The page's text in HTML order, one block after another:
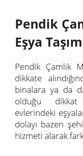
Pendik
Eşya
Pendik Çamlık
dikkate
binalara ya da
olduğu dikkat
evlerindeki
dolayı bazen
hizmeti alarak